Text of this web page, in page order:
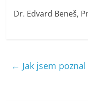
Dr. Edvard Beneš,
← Jak jsem